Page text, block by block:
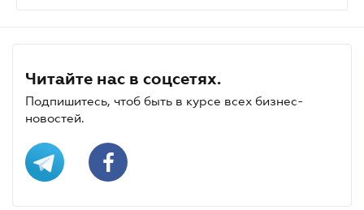
Читайте нас в соцсетях.
Подпишитесь, чтоб быть в курсе всех бизнес-
новостей.